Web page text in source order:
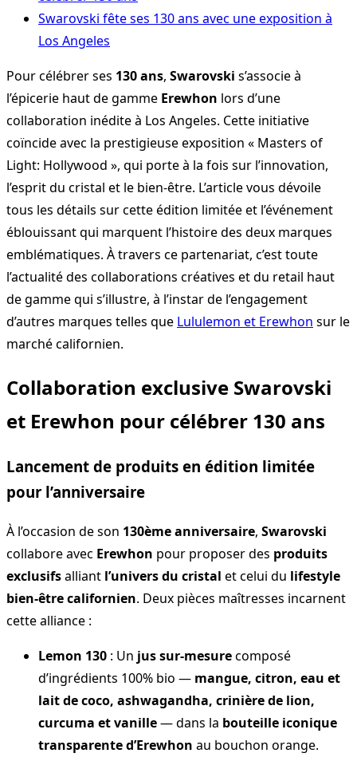
Swarovski fête ses 130 ans avec une exposition à
Los Angeles
Pour célébrer ses 130 ans, Swarovski s’associe à
l’épicerie haut de gamme Erewhon lors d’une
collaboration inédite à Los Angeles. Cette initiative
coïncide avec la prestigieuse exposition « Masters of
Light: Hollywood », qui porte à la fois sur l’innovation,
l’esprit du cristal et le bien-être. L’article vous dévoile
tous les détails sur cette édition limitée et l’événement
éblouissant qui marquent l’histoire des deux marques
emblématiques. À travers ce partenariat, c’est toute
l’actualité des collaborations créatives et du retail haut
de gamme qui s’illustre, à l’instar de l’engagement
d’autres marques telles que Lululemon et Erewhon sur le
marché californien.
Collaboration exclusive Swarovski
et Erewhon pour célébrer 130 ans
Lancement de produits en édition limitée
pour l’anniversaire
À l’occasion de son 130ème anniversaire, Swarovski
collabore avec Erewhon pour proposer des produits
exclusifsalliant l’univers du cristal et celui du lifestyle
bien-être californien. Deux pièces maîtresses incarnent
cette alliance :
Lemon 130 : Un jus sur-mesurecomposé
d’ingrédients 100% bio — mangue, citron, eau et
lait de coco, ashwagandha, crinière de lion,
curcuma et vanille— dans la bouteille iconique
transparente d’Erewhon au bouchon orange.